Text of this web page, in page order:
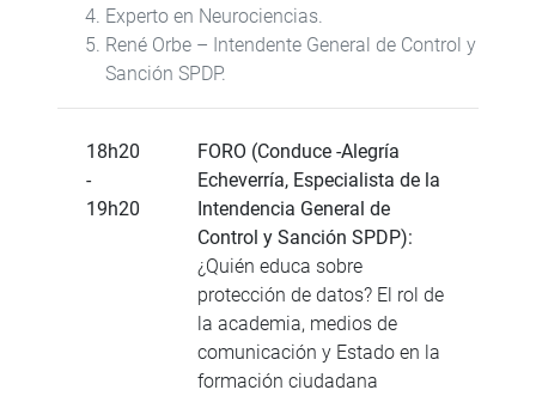
Experto en Neurociencias.
René Orbe – Intendente General de Control y
Sanción SPDP.
18h20
-
19h20
FORO (Conduce -Alegría
Echeverría, Especialista de la
Intendencia General de
Control y Sanción SPDP):
¿Quién educa sobre
protección de datos? El rol de
la academia, medios de
comunicación y Estado en la
formación ciudadana